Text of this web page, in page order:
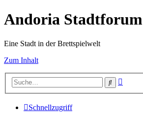
Andoria Stadtforum
Eine Stadt in der Brettspielwelt
Zum Inhalt
Suche
Schnellzugriff